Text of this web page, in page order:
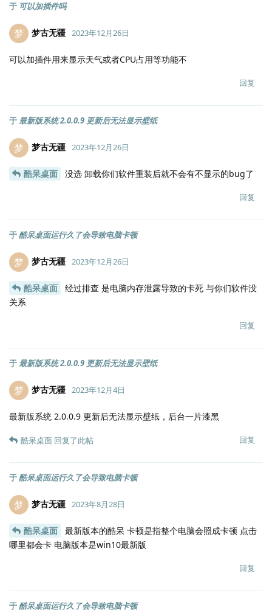
于 可以加插件吗
梦 梦古无疆 2023年12月26日
可以加插件用来显示天气或者CPU占用等功能不
回复
于最新版系统 2.0.0.9 更新后无法显示壁纸
梦 梦古无疆 2023年12月26日
酷呆桌面 没选 卸载你们软件重装后就不会有不显示的bug了
回复
于酷呆桌面运行久了会导致电脑卡顿
梦 梦古无疆 2023年12月26日
酷呆桌面
经过排查 是电脑内存泄露导致的卡死 与你们软件没
关系
回复
于最新版系统 2.0.0.9 更新后无法显示壁纸
梦 梦古无疆 2023年12月4日
最新版系统 2.0.0.9 更新后无法显示壁纸，后台一片漆黑
回复
酷呆桌面 回复了此帖
于酷呆桌面运行久了会导致电脑卡顿
梦 梦古无疆 2023年8月28日
酷呆桌面
最新版本的酷呆 卡顿是指整个电脑会照成卡顿 点击
哪里都会卡 电脑版本是win10最新版
回复
于酷呆桌面运行久了会导致电脑卡顿